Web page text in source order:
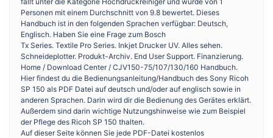
Personen mit einem Durchschnitt von 9.8 bewertet. Dieses
Handbuch ist in den folgenden Sprachen verfügbar: Deutsch,
Englisch. Haben Sie eine Frage zum Bosch
Tx Series. Textile Pro Series. Inkjet Drucker UV. Alles sehen.
Schneideplotter. Produkt-Archiv. End User Support. Finanzierung.
Home / Download Center / CJV150-75/107/130/160 Handbuch.
Hier findest du die Bedienungsanleitung/Handbuch des Sony Ricoh
SP 150 als PDF Datei auf deutsch und/oder auf englisch sowie in
anderen Sprachen. Darin wird dir die Bedienung des Gerätes erklärt.
Außerdem sind darin wichtige Nutzungshinweise wie zum Beispiel
der Pflege des Ricoh SP 150 thalten.
Auf dieser Seite können Sie jede PDF-Datei kostenlos